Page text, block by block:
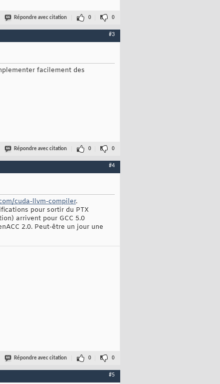
Répondre avec citation 0 0
#3
facilement des
Répondre avec citation 0 0
#4
cuda-llvm-compiler.
pour sortir du PTX
arrivent pour GCC 5.0
2.0. Peut-être un jour une
Répondre avec citation 0 0
#5